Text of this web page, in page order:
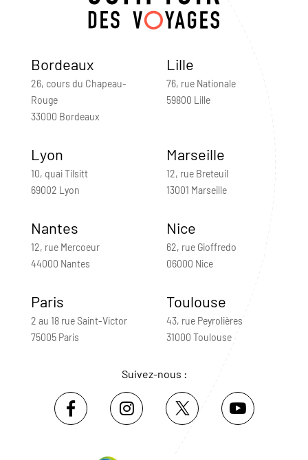
Bordeaux
26, cours du Chapeau-
Rouge
33000 Bordeaux
Lille
76, rue Nationale
59800 Lille
Lyon
10, quai Tilsitt
69002 Lyon
Marseille
12, rue Breteuil
13001 Marseille
Nantes
12, rue Mercoeur
44000 Nantes
Nice
62, rue Gioffredo
06000 Nice
Paris
2 au 18 rue Saint-Victor
75005 Paris
Toulouse
43, rue Peyrolières
31000 Toulouse
Suivez-nous :